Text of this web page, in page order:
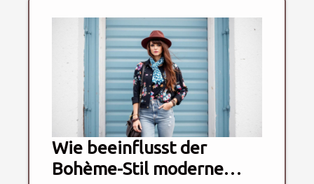
Wie beeinflusst der
Bohème-Stil moderne